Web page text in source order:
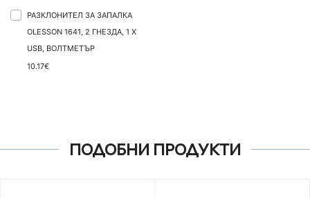
РАЗКЛОНИТЕЛ ЗА ЗАПАЛКА
OLESSON 1641, 2 ГНЕЗДА, 1 X
USB, ВОЛТМЕТЪР
10.17€
ПОДОБНИ ПРОДУКТИ